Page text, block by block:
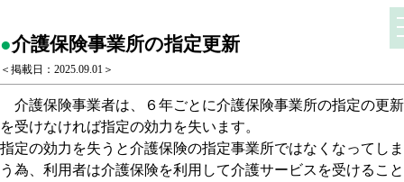
●介護保険事業所の指定更新
＜掲載日：2025.09.01＞
介護保険事業者は、６年ごとに介護保険事業所の指定の更新
を受けなければ指定の効力を失います。
指定の効力を失うと介護保険の指定事業所ではなくなってしま
う為、利用者は介護保険を利用して介護サービスを受けること